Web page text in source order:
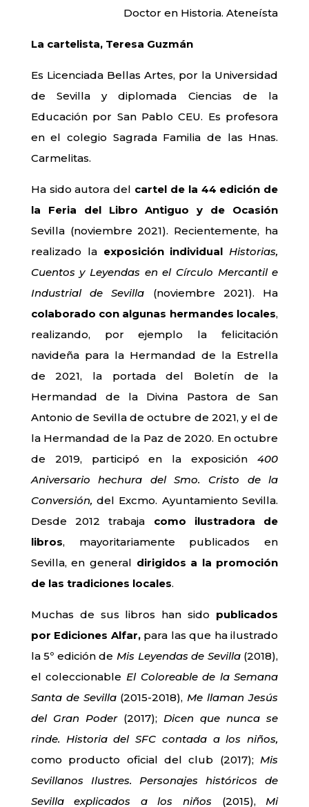
Doctor en Historia. Ateneísta
La cartelista, Teresa Guzmán
Es Licenciada Bellas Artes, por la Universidad
de Sevilla y diplomada Ciencias de la
Educación por San Pablo CEU. Es profesora
en el colegio Sagrada Familia de las Hnas.
Carmelitas.
Ha sido autora del cartel de la 44 edición de
la Feria del Libro Antiguo y de Ocasión
Sevilla (noviembre 2021). Recientemente, ha
realizado la exposición individual Historias,
Cuentos y Leyendas en el Círculo Mercantil e
Industrial de Sevilla (noviembre 2021). Ha
colaborado con algunas hermandes locales,
realizando, por ejemplo la felicitación
navideña para la Hermandad de la Estrella
de 2021, la portada del Boletín de la
Hermandad de la Divina Pastora de San
Antonio de Sevilla de octubre de 2021, y el de
la Hermandad de la Paz de 2020. En octubre
de 2019, participó en la exposición400
Aniversario hechura del Smo. Cristo de la
Conversión, del Excmo. Ayuntamiento Sevilla.
Desde 2012 trabaja como ilustradora de
libros, mayoritariamente publicados en
Sevilla, en general dirigidos a la promoción
de las tradiciones locales.
Muchas de sus libros han sido publicados
por Ediciones Alfar,para las que ha ilustrado
la 5º edición de Mis Leyendas de Sevilla (2018),
el coleccionable El Coloreable de la Semana
Santa de Sevilla(2015-2018),Me llaman Jesús
del Gran Poder (2017);Dicen que nunca se
rinde. Historia del SFC contada a los niños,
como producto oficial del club (2017);Mis
Sevillanos Ilustres. Personajes históricos de
Sevilla explicados a los niños (2015),Mi